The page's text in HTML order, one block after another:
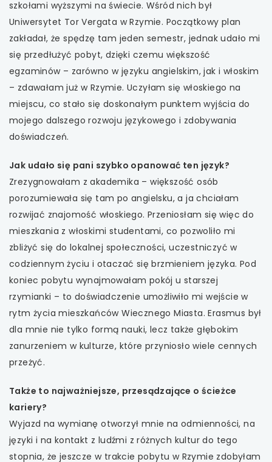
szkołami wyższymi na świecie. Wśród nich był
Uniwersytet Tor Vergata w Rzymie. Początkowy plan
zakładał, że spędzę tam jeden semestr, jednak udało mi
się przedłużyć pobyt, dzięki czemu większość
egzaminów – zarówno w języku angielskim, jak i włoskim
– zdawałam już w Rzymie. Uczyłam się włoskiego na
miejscu, co stało się doskonałym punktem wyjścia do
mojego dalszego rozwoju językowego i zdobywania
doświadczeń.
Jak udało się pani szybko opanować ten język?
Zrezygnowałam z akademika – większość osób
porozumiewała się tam po angielsku, a ja chciałam
rozwijać znajomość włoskiego. Przeniosłam się więc do
mieszkania z włoskimi studentami, co pozwoliło mi
zbliżyć się do lokalnej społeczności, uczestniczyć w
codziennym życiu i otaczać się brzmieniem języka. Pod
koniec pobytu wynajmowałam pokój u starszej
rzymianki – to doświadczenie umożliwiło mi wejście w
rytm życia mieszkańców Wiecznego Miasta. Erasmus był
dla mnie nie tylko formą nauki, lecz także głębokim
zanurzeniem w kulturze, które przyniosło wiele cennych
przeżyć.
Także to najważniejsze, przesądzające o ścieżce
kariery?
Wyjazd na wymianę otworzył mnie na odmienności, na
języki i na kontakt z ludźmi z różnych kultur do tego
stopnia, że jeszcze w trakcie pobytu w Rzymie zdobyłam